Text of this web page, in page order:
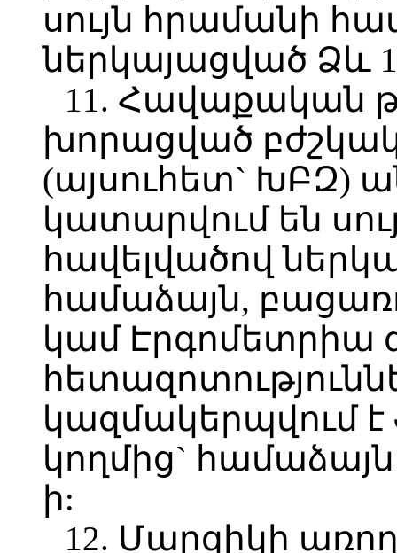
սույն հրամանի
ներկայացված Ձև
11. Հավաքական
խորացված
(այսուհետ` ԽԲԶ)
կատարվում են
հավելվածով
համաձայն,
կամ Էրգոմետրիա
կազմակերպվում
կողմից` համաձայն
ի:
12. Մարզիկի